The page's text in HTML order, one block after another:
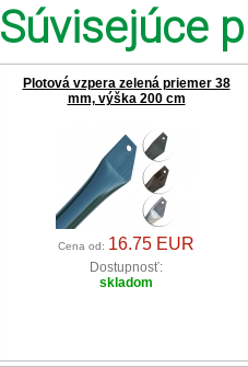
Súvisejúce
Plotová vzpera zelená priemer 38
mm, výška 200 cm
Cena od: 16.75 EUR
Dostupnosť:
skladom